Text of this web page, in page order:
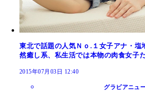
東北で話題の人気Ｎｏ.１女子アナ・塩
然癒し系、私生活では本物の肉食女子
2015年07月03日 12:40
グラビアニュ